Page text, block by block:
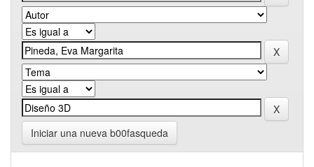
Iniciar una nueva b00fasqueda